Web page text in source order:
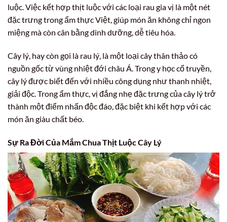
luộc. Việc kết hợp thịt luộc với các loại rau gia vị là một nét
đặc trưng trong ẩm thực Việt, giúp món ăn không chỉ ngon
miệng mà còn cân bằng dinh dưỡng, dễ tiêu hóa.
Cây lý, hay còn gọi là rau lý, là một loại cây thân thảo có
nguồn gốc từ vùng nhiệt đới châu Á. Trong y học cổ truyền,
cây lý được biết đến với nhiều công dụng như thanh nhiệt,
giải độc. Trong ẩm thực, vị đắng nhẹ đặc trưng của cây lý trở
thành một điểm nhấn độc đáo, đặc biệt khi kết hợp với các
món ăn giàu chất béo.
Sự Ra Đời Của Mắm Chua Thịt Luộc Cây Lý